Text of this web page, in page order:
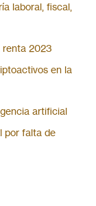
laboral, fiscal,
renta 2023
en la
artificial
por falta de